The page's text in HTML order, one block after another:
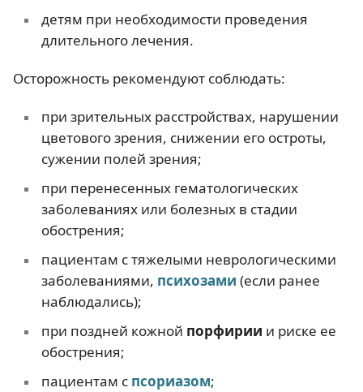
детям при необходимости проведения
длительного лечения.
Осторожность рекомендуют соблюдать:
при зрительных расстройствах, нарушении
цветового зрения, снижении его остроты,
сужении полей зрения;
при перенесенных гематологических
заболеваниях или болезных в стадии
обострения;
пациентам с тяжелыми неврологическими
заболеваниями, психозами (если ранее
наблюдались);
при поздней кожной порфирии и риске ее
обострения;
пациентам с псориазом;